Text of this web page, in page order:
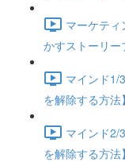
マーケテ
かすストーリ
マインド1/
を解除する方
マインド2/
を解除する方